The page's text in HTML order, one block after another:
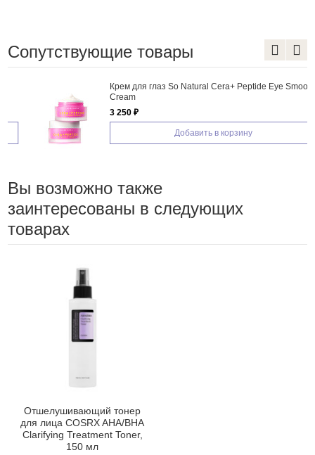
Сопутствующие товары
Крем для глаз So Natural Cera+ Peptide Eye Smooth
Cream
3 250 ₽
Добавить в корзину
Вы возможно также
заинтересованы в следующих
товарах
Отшелушивающий тонер
для лица COSRX AHA/BHA
Clarifying Treatment Toner,
150 мл